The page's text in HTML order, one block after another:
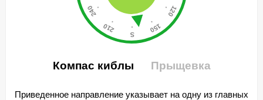
Компас киблы Прыщевка
Приведенное направление указывает на одну из главных